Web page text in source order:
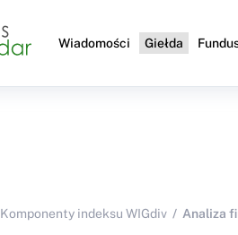
Wiadomości Giełda
Komponenty indeksu WIGdiv Analiza